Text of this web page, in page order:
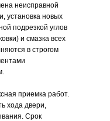
неисправной
установка новых
подрезкой углов
и смазка всех
в строгом
приемка работ.
хода двери,
Срок